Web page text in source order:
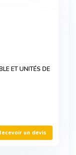
ET UNITÉS DE
un devis